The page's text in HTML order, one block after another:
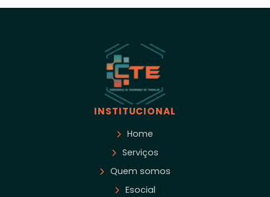
INSTITUCIONAL
Home
Serviços
Quem somos
Esocial